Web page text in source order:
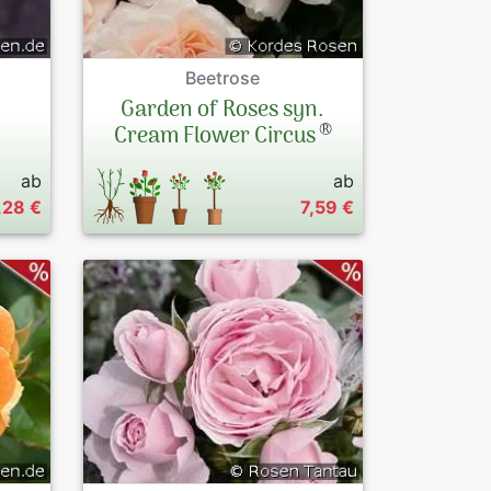
ab
€
Beetrose
Garden of Roses syn.
Cream Flower Circus®
ab
7,59 €